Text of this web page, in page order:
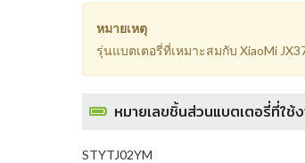
หมายเหตุ
รุ่นแบตเตอรี่ที่เหมาะสมกับ XiaoMi
หมายเลขชิ้นส่วนแบตเตอรี่ที่ใช้
STYTJ02YM